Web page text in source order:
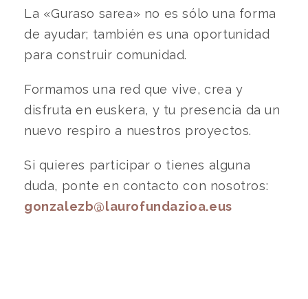
La «Guraso sarea» no es sólo una forma
de ayudar; también es una oportunidad
para construir comunidad.
Formamos una red que vive, crea y
disfruta en euskera, y tu presencia da un
nuevo respiro a nuestros proyectos.
Si quieres participar o tienes alguna
duda, ponte en contacto con nosotros:
gonzalezb@laurofundazioa.eus